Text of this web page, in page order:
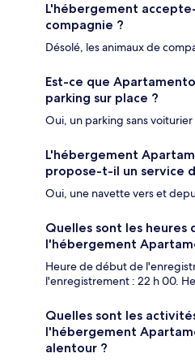
L'hébergement
compagnie ?
Désolé, les animaux de
Est-ce que
parking sur place ?
Oui, un parking sans
L'hébergement
propose-t-il un service
Oui, une navette vers et
Quelles sont les
l'hébergement
Heure de début de
l'enregistrement : 22 h 00.
Quelles sont les
l'hébergement
alentour ?